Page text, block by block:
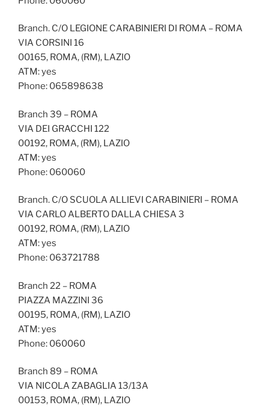
Branch. C/O LEGIONE CARABINIERI DI ROMA – ROMA
VIA CORSINI 16
00165, ROMA, (RM), LAZIO
ATM: yes
Phone: 065898638
Branch 39 – ROMA
VIA DEI GRACCHI 122
00192, ROMA, (RM), LAZIO
ATM: yes
Phone: 060060
Branch. C/O SCUOLA ALLIEVI CARABINIERI – ROMA
VIA CARLO ALBERTO DALLA CHIESA 3
00192, ROMA, (RM), LAZIO
ATM: yes
Phone: 063721788
Branch 22 – ROMA
PIAZZA MAZZINI 36
00195, ROMA, (RM), LAZIO
ATM: yes
Phone: 060060
Branch 89 – ROMA
VIA NICOLA ZABAGLIA 13/13A
00153, ROMA, (RM), LAZIO